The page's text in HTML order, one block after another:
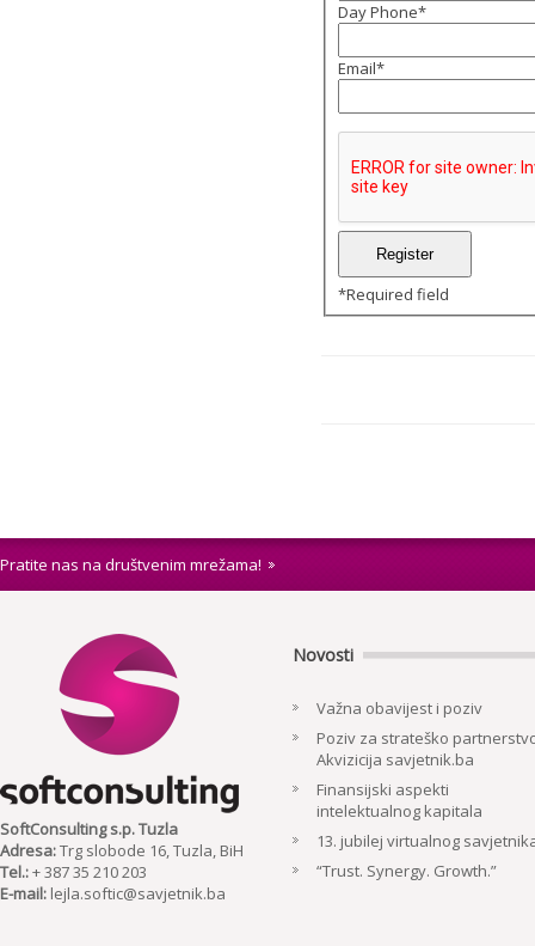
Day Phone*
Email*
*Required field
Pratite nas na društvenim mrežama!
SoftConsulting s.p. Tuzla
Adresa:Trg slobode 16, Tuzla, BiH
Tel.:+ 387 35 210 203
E-mail: lejla.softic@savjetnik.ba
Novosti
Važna obavijest i poziv
Poziv za strateško
Akvizicija savjetnik.ba
Finansijski aspekti
intelektualnog kapitala
13. jubilej virtualnog
“Trust. Synergy. Growth.”